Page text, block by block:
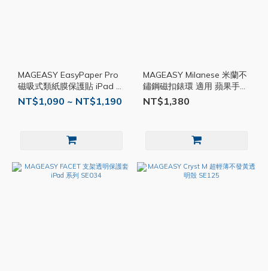
MAGEASY EasyPaper Pro
磁吸式類紙膜保護貼 iPad 系
列 SE039
NT$1,090 ~ NT$1,190
MAGEASY Milanese 米蘭不
鏽鋼磁扣錶環 適用 蘋果手錶
SE076
NT$1,380